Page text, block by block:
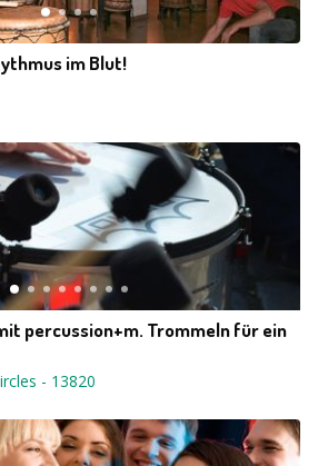
im Blut!
percussion+m. Trommeln für ein
- 13820